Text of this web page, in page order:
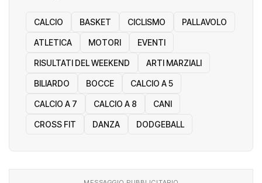
CALCIO BASKET CICLISMO PALLAVOLO
ATLETICA MOTORI EVENTI
RISULTATI DEL WEEKEND ARTI MARZIALI
BILIARDO BOCCE CALCIO A 5
CALCIO A 7 CALCIO A 8 CANI
CROSS FIT DANZA DODGEBALL